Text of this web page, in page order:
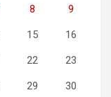
8 9
15 16
22 23
29 30